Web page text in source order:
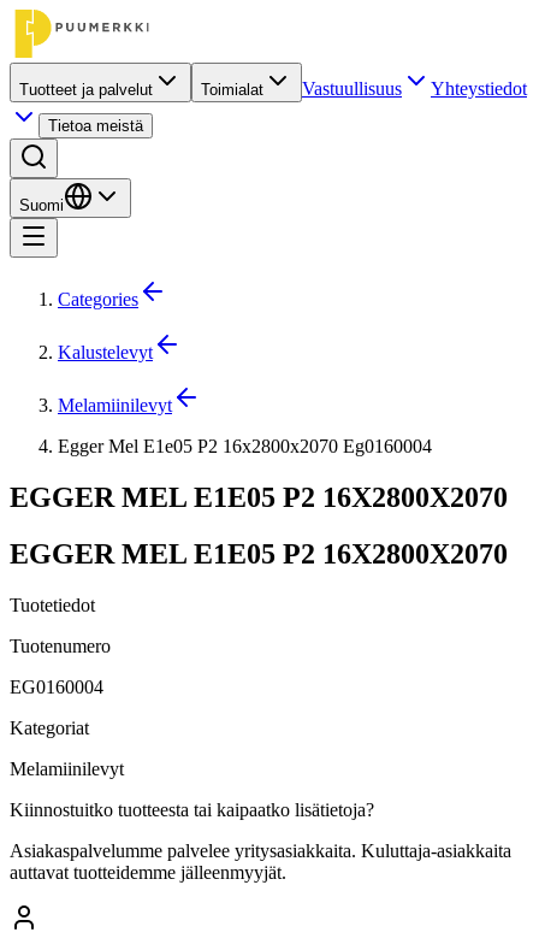
Tuotteet ja palvelut Toimialat Vastuullisuus Yhteystiedot
Tietoa meistä
Suomi
Categories
Kalustelevyt
Melamiinilevyt
Egger Mel E1e05 P2 16x2800x2070 Eg0160004
EGGER MEL E1E05 P2 16X2800X2070
EGGER MEL E1E05 P2 16X2800X2070
Tuotetiedot
Tuotenumero
EG0160004
Kategoriat
Melamiinilevyt
Kiinnostuitko tuotteesta tai kaipaatko lisätietoja?
Asiakaspalvelumme palvelee yritysasiakkaita. Kuluttaja-asiakkaita
auttavat tuotteidemme jälleenmyyjät.